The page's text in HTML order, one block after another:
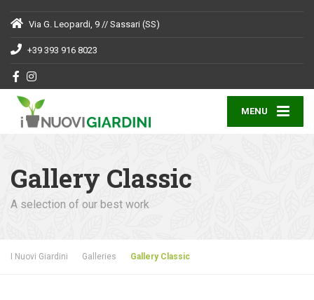
Via G. Leopardi, 9 // Sassari (SS)
+39 393 916 8023
MENU
Gallery Classic
A selection of our best work
I Nuovi Giardini Galleries Gallery Classic